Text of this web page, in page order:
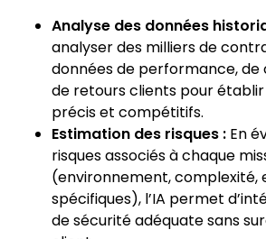
Analyse des données
analyser des milliers de
données de performance, de
de retours clients pour établir
précis et compétitifs.
Estimation des risques :En
risques associés à chaque
(environnement, complexité,
spécifiques), l’IA permet
de sécurité adéquate sans